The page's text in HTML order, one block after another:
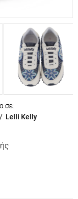
σε:
/ Lelli Kelly